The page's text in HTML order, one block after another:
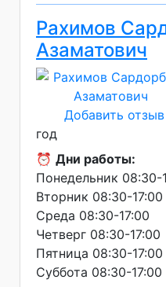
Рахимов
Азаматович
Добавить отзыв
год
⏰ Дни работы:
Понедельник 08:30-
Вторник 08:30-17:00
Среда 08:30-17:00
Четверг 08:30-17:00
Пятница 08:30-17:00
Суббота 08:30-17:00